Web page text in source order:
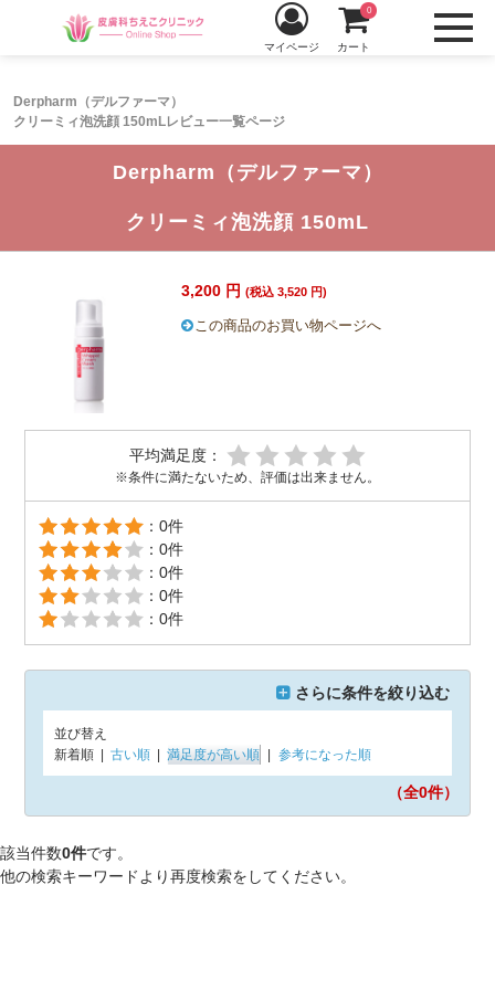
Derpharm（デルファーマ）
クリーミィ泡洗顔 150mLレビュー一覧ページ
マイページ カート
0
Derpharm（デルファーマ）
クリーミィ泡洗顔 150mL
3,200 円 (税込 3,520 円)
この商品のお買い物ページへ
平均満足度：
※条件に満たないため、評価は出来ません。
：0件
：0件
：0件
：0件
：0件
さらに条件を絞り込む
並び替え
新着順
古い順 満足度が高い順 参考になった順
（全0件）
該当件数0件です。
他の検索キーワードより再度検索をしてください。